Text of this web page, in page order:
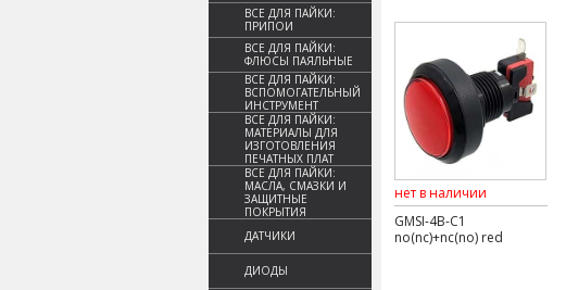
ВСЕ ДЛЯ ПАЙКИ:
ПРИПОИ
ВСЕ ДЛЯ ПАЙКИ:
ФЛЮСЫ ПАЯЛЬНЫЕ
ВСЕ ДЛЯ ПАЙКИ:
ВСПОМОГАТЕЛЬНЫЙ
ИНСТРУМЕНТ
ВСЕ ДЛЯ ПАЙКИ:
МАТЕРИАЛЫ ДЛЯ
ИЗГОТОВЛЕНИЯ
ПЕЧАТНЫХ ПЛАТ
ВСЕ ДЛЯ ПАЙКИ:
МАСЛА, СМАЗКИ И
ЗАЩИТНЫЕ
ПОКРЫТИЯ
ДАТЧИКИ
ДИОДЫ
нет в наличии
GMSI-4B-C1
no(nc)+nc(no) red